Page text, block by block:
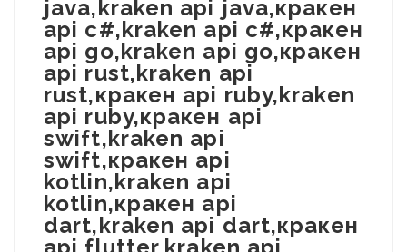
java,kraken api java,кракен
api c#,kraken api c#,кракен
api go,kraken api go,кракен
api rust,kraken api
rust,кракен api ruby,kraken
api ruby,кракен api
swift,kraken api
swift,кракен api
kotlin,kraken api
kotlin,кракен api
dart,kraken api dart,кракен